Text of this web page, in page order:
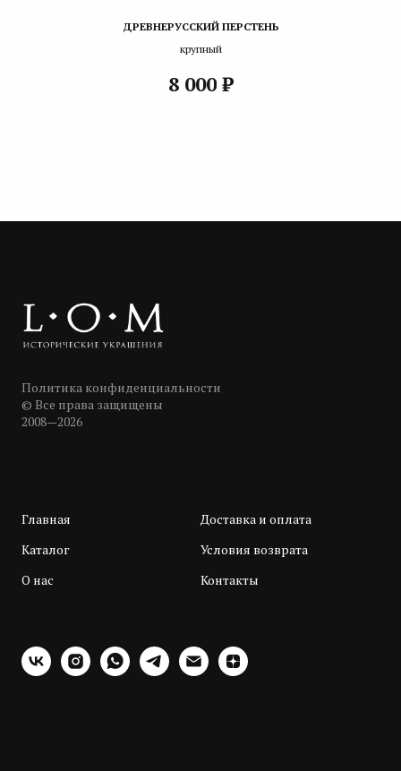
ДРЕВНЕРУССКИЙ ПЕРСТЕНЬ
крупный
8 000 ₽
Политика конфиденциальности
© Все права защищены
2008—2026
Главная
Каталог
О нас
Доставка и оплата
Условия возврата
Контакты